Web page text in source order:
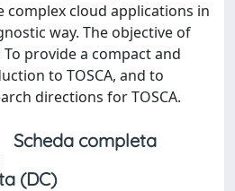
complex cloud applications in
way. The objective of
provide a compact and
to TOSCA, and to
directions for TOSCA.
Scheda completa
(DC)